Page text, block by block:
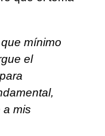
mínimo
el
a mis